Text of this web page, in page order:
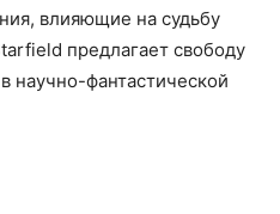
влияющие на судьбу
предлагает свободу
научно-фантастической